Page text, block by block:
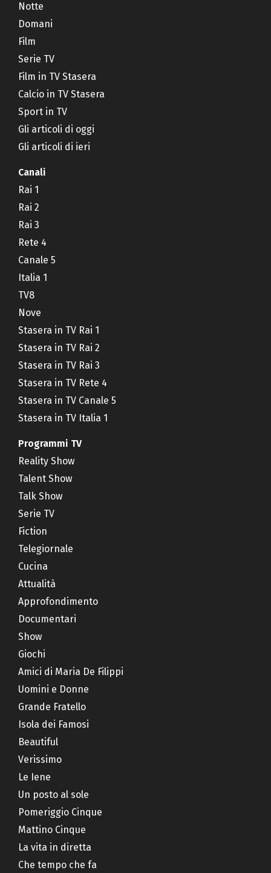
Notte
Domani
Film
Serie TV
Film in TV Stasera
Calcio in TV Stasera
Sport in TV
Gli articoli di oggi
Gli articoli di ieri
Canali
Rai 1
Rai 2
Rai 3
Rete 4
Canale 5
Italia 1
TV8
Nove
Stasera in TV Rai 1
Stasera in TV Rai 2
Stasera in TV Rai 3
Stasera in TV Rete 4
Stasera in TV Canale 5
Stasera in TV Italia 1
Programmi TV
Reality Show
Talent Show
Talk Show
Serie TV
Fiction
Telegiornale
Cucina
Attualità
Approfondimento
Documentari
Show
Giochi
Amici di Maria De Filippi
Uomini e Donne
Grande Fratello
Isola dei Famosi
Beautiful
Verissimo
Le Iene
Un posto al sole
Pomeriggio Cinque
Mattino Cinque
La vita in diretta
Che tempo che fa